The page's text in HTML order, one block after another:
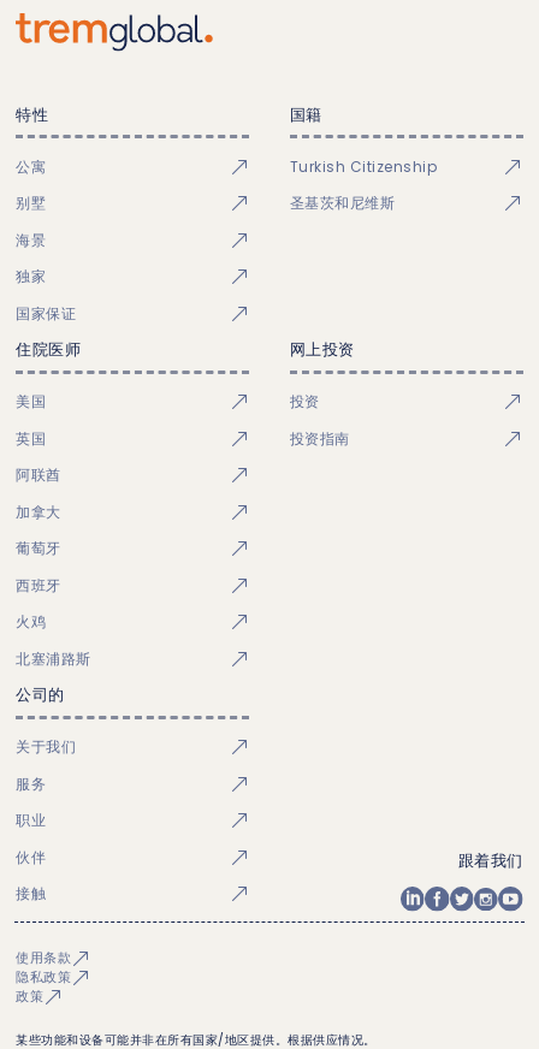
特性
公寓
别墅
海景
独家
国家保证
国籍
Turkish Citizenship
圣基茨和尼维斯
住院医师
美国
英国
阿联酋
加拿大
葡萄牙
西班牙
火鸡
北塞浦路斯
网上投资
投资
投资指南
公司的
关于我们
服务
职业
伙伴
接触
跟着我们
使用条款
隐私政策
政策
某些功能和设备可能并非在所有国家/地区提供。根据供应情况。